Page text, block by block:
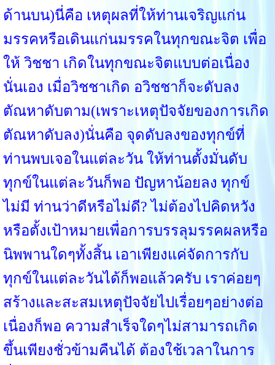
ด้านบน)นี่คือ เหตุผลที่ให้ท่านเจริญแก่น
มรรคหรือเดินแก่นมรรคในทุกขณะจิต เพื่อ
ให้ วิชชา เกิดในทุกขณะจิตแบบต่อเนื่อง
นั่นเอง เมื่อวิชชาเกิด อวิชชาก็จะดับลง
ตัณหาดับตาม(เพราะเหตุปัจจัยของการเกิด
ตัณหาดับลง)นั่นคือ จุดดับลงของทุกข์ที่
ท่านพบเจอในแต่ละวัน ให้ท่านตั้งมั่นดับ
ทุกข์ในแต่ละวันก็พอ ปัญหาน้อยลง ทุกข์
ไม่มี ท่านว่าดีหรือไม่ดี? ไม่ต้องไปคิดหวัง
หรือตั้งเป้าหมายเพื่อการบรรลุมรรคผลหรือ
นิพพานใดๆทั้งสิ้น เอาเพียงแค่จัดการกับ
ทุกข์ในแต่ละวันได้ก็พอแล้วครับ เราค่อยๆ
สร้างและสะสมเหตุปัจจัยไปเรื่อยๆอย่างต่อ
เนื่องก็พอ ความสำเร็จใดๆไม่สามารถเกิด
ขึ้นเพียงชั่วข้ามคืนได้ ต้องใช้เวลาในการ